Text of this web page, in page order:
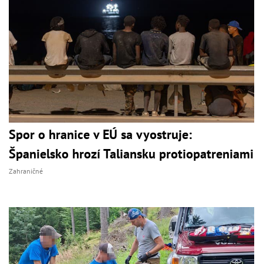
Spor o hranice v EÚ sa vyostruje:
Španielsko hrozí Taliansku protiopatreniami
Zahraničné